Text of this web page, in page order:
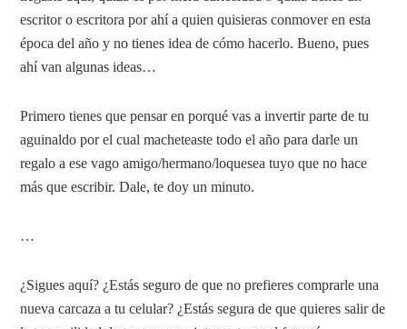
escritor o escritora por ahí a quien quisieras conmover en esta
época del año y no tienes idea de cómo hacerlo. Bueno, pues
ahí van algunas ideas…
Primero tienes que pensar en porqué vas a invertir parte de tu
aguinaldo por el cual macheteaste todo el año para darle un
regalo a ese vago amigo/hermano/loquesea tuyo que no hace
más que escribir. Dale, te doy un minuto.
…
¿Sigues aquí? ¿Estás seguro de que no prefieres comprarle una
nueva carcaza a tu celular? ¿Estás segura de que quieres salir de